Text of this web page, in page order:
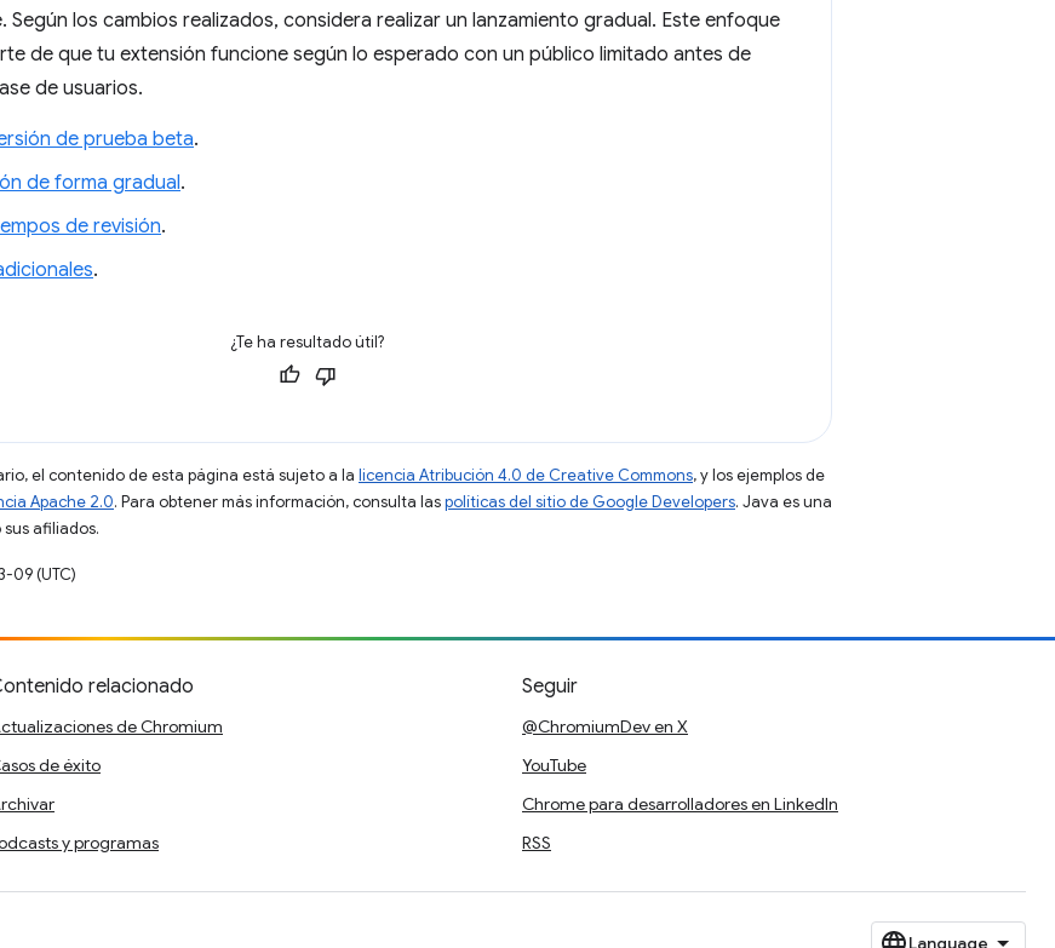
Según los cambios realizados, considera realizar un lanzamiento gradual. Este enfoque
de que tu extensión funcione según lo esperado con un público limitado antes de
de usuarios.
de prueba beta.
de forma gradual.
de revisión.
.
¿Te ha resultado útil?
el contenido de esta página está sujeto a la licencia Atribución 4.0 de Creative Commons, y los ejemplos de
Apache 2.0. Para obtener más información, consulta laspolíticas del sitio de Google Developers. Java es una
afiliados.
09 (UTC)
relacionado
de Chromium
de éxito
y programas
Seguir
@ChromiumDev en X
YouTube
Chrome para desarrolladores en LinkedIn
RSS